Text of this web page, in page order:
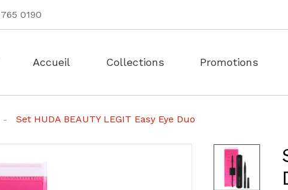
0190
Accueil Collections Promotions
Set HUDA BEAUTY LEGIT Easy Eye Duo